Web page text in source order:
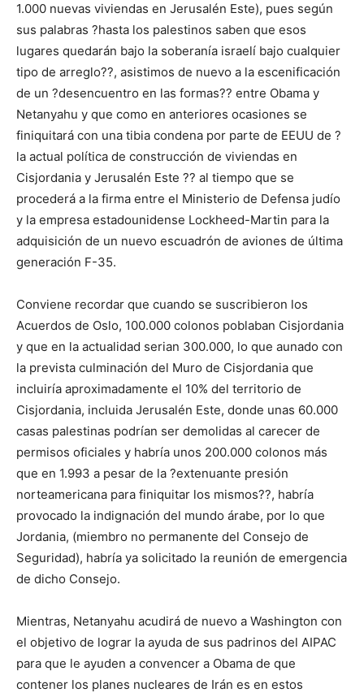
1.000 nuevas viviendas en Jerusalén Este), pues según
sus palabras ?hasta los palestinos saben que esos
lugares quedarán bajo la soberanía israelí bajo cualquier
tipo de arreglo??, asistimos de nuevo a la escenificación
de un ?desencuentro en las formas?? entre Obama y
Netanyahu y que como en anteriores ocasiones se
finiquitará con una tibia condena por parte de EEUU de ?
la actual política de construcción de viviendas en
Cisjordania y Jerusalén Este ?? al tiempo que se
procederá a la firma entre el Ministerio de Defensa judío
y la empresa estadounidense Lockheed-Martin para la
adquisición de un nuevo escuadrón de aviones de última
generación F-35.
Conviene recordar que cuando se suscribieron los
Acuerdos de Oslo, 100.000 colonos poblaban Cisjordania
y que en la actualidad serian 300.000, lo que aunado con
la prevista culminación del Muro de Cisjordania que
incluiría aproximadamente el 10% del territorio de
Cisjordania, incluida Jerusalén Este, donde unas 60.000
casas palestinas podrían ser demolidas al carecer de
permisos oficiales y habría unos 200.000 colonos más
que en 1.993 a pesar de la ?extenuante presión
norteamericana para finiquitar los mismos??, habría
provocado la indignación del mundo árabe, por lo que
Jordania, (miembro no permanente del Consejo de
Seguridad), habría ya solicitado la reunión de emergencia
de dicho Consejo.
Mientras, Netanyahu acudirá de nuevo a Washington con
el objetivo de lograr la ayuda de sus padrinos del AIPAC
para que le ayuden a convencer a Obama de que
contener los planes nucleares de Irán es en estos